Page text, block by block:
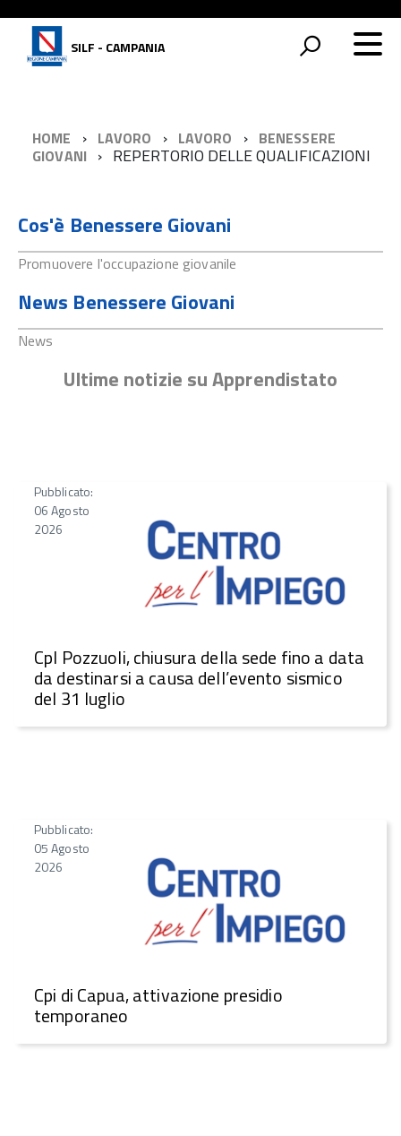
SILF - CAMPANIA
HOME LAVORO LAVORO
BENESSERE
GIOVANI
REPERTORIO DELLE QUALIFICAZIONI
Cos'è Benessere Giovani
Promuovere l'occupazione giovanile
News Benessere Giovani
News
Ultime notizie su Apprendistato
Pubblicato:
06 Agosto
2026
CpI Pozzuoli, chiusura della sede fino a data
da destinarsi a causa dell’evento sismico
del 31 luglio
Pubblicato:
05 Agosto
2026
Cpi di Capua, attivazione presidio
temporaneo